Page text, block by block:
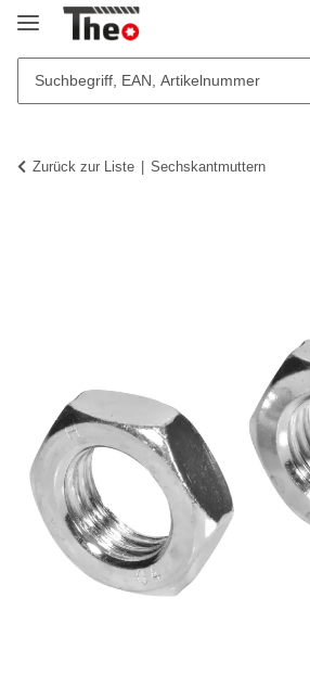
Zurück zur Liste Sechskantmuttern